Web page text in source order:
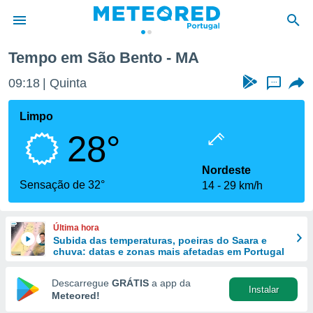
da
foi
fornecidas
a este
das
e
forma
digital
Tempo em São Bento - MA
09:18 Quinta ...
Limpo
28°
Sensação de 32°
Nordeste
14
29 km/h
Última hora
Subida das temperaturas, poeiras do Saara e
chuva: datas e zonas mais afetadas em Portugal
Descarregue GRÁTIS a app da
Meteored!
Instalar